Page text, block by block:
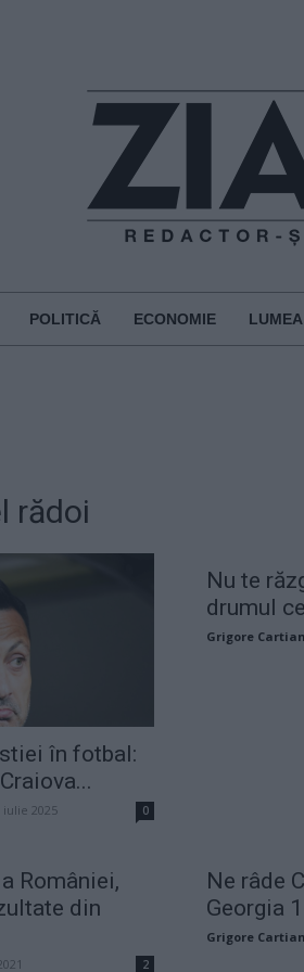
POLITICĂ ECONOMIE LUMEA
rădoi
în fotbal:
2025 0
Nu te
drumul
Grigore
României,
din
2
Ne râde
Georgia
Grigore